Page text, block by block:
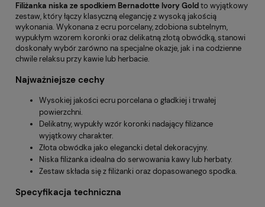
Filiżanka niska ze spodkiem Bernadotte Ivory Goldto wyjątkowy
zestaw, który łączy klasyczną elegancję z wysoką jakością
wykonania. Wykonana z ecru porcelany, zdobiona subtelnym,
wypukłym wzorem koronki oraz delikatną złotą obwódką, stanowi
doskonały wybór zarówno na specjalne okazje, jak i na codzienne
chwile relaksu przy kawie lub herbacie.
Najważniejsze cechy
Wysokiej jakości ecru porcelana o gładkiej i trwałej
powierzchni.
Delikatny, wypukły wzór koronki nadający filiżance
wyjątkowy charakter.
Złota obwódka jako elegancki detal dekoracyjny.
Niska filiżanka idealna do serwowania kawy lub herbaty.
Zestaw składa się z filiżanki oraz dopasowanego spodka.
Specyfikacja techniczna